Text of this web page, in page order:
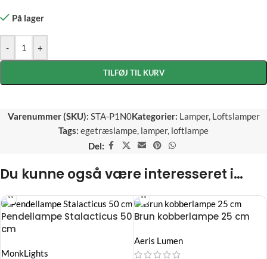
På lager
- +
TILFØJ TIL KURV
Varenummer (SKU): STA-P1N0Kategorier: Lamper, Loftslamper
Tags: egetræslampe, lamper, loftlampe
Del:
Du kunne også være interesseret i…
Pendellampe Stalacticus 50
cm
MonkLights
Brun kobberlampe 25 cm
Aeris Lumen